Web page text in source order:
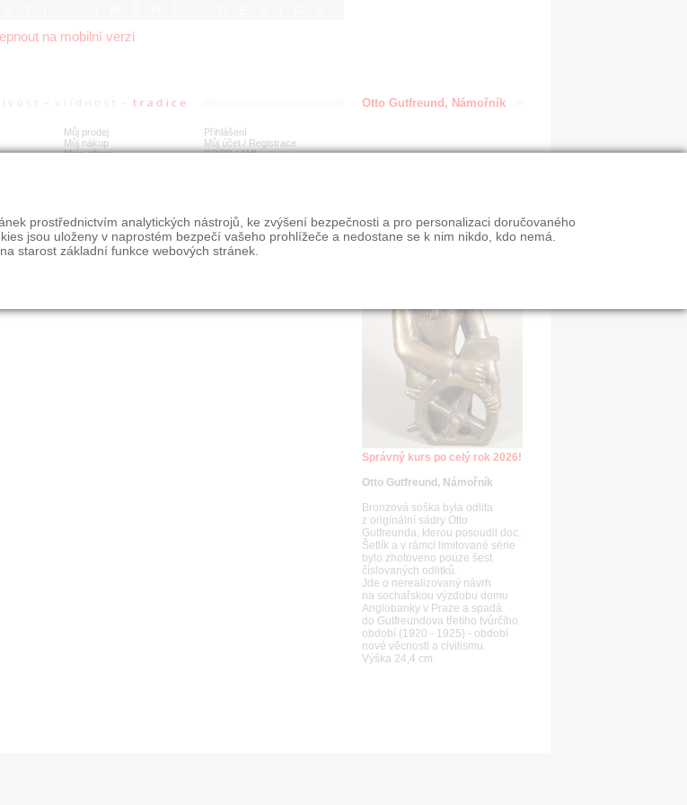
na mobilní verzi
Můj prodej
Můj nákup
Moje album
Přihlášení
Můj účet / Registrace
GDPR/AML
Otto Gutfreund, Námořník
Správný kurs po celý rok 2026!
Otto Gutfreund, Námořník
Bronzová soška byla odlita
z originální sádry Otto
Gutfreunda, kterou posoudil doc.
Šetlík a v rámci limitované série
bylo zhotoveno pouze šest
číslovaných odlitků.
Jde o nerealizovaný návrh
na sochařskou výzdobu domu
Anglobanky v Praze a spadá
do Gutfreundova třetího tvůrčího
období (1920 - 1925) - období
nové věcnosti a civilismu.
Výška 24,4 cm.
prostřednictvím analytických nástrojů, ke zvýšení bezpečnosti a pro personalizaci doručovaného
jsou uloženy v naprostém bezpečí vašeho prohlížeče a nedostane se k nim nikdo, kdo nemá.
starost základní funkce webových stránek.